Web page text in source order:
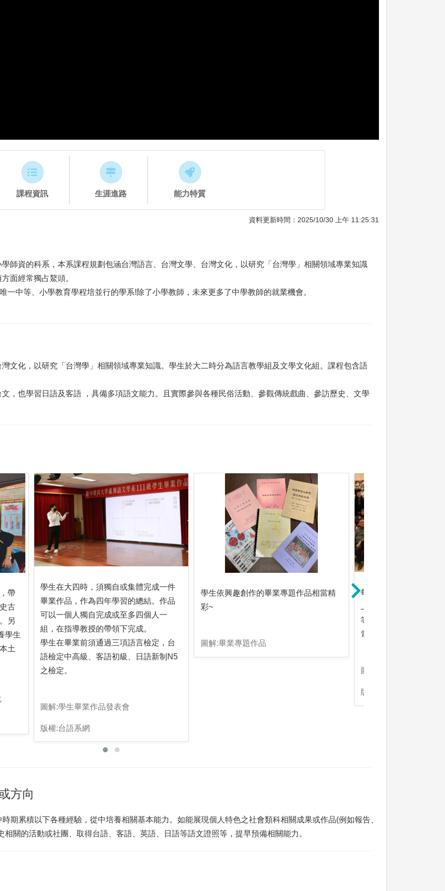
課程資訊 生涯進路 能力特質
資料更新時間：2025/10/30 上午 11:25:31
師資的科系，本系課程規劃包涵台灣語言、台灣文學、台灣文化，以研究「台灣學」相關領域專業知識
面經常獨占鰲頭。
一中等、小學教育學程培並行的學系!除了小學教師，未來更多了中學教師的就業機會。
文化，以研究「台灣學」相關領域專業知識。學生於大二時分為語言教學組及文學文化組。課程包含語
，也學習日語及客語 ，具備多項語文能力。且實際參與各種民俗活動、參觀傳統戲曲、參訪歷史、文學
帶
古
另
學生
土
學生在大四時，須獨自或集體完成一件
畢業作品，作為四年學習的總結。作品
可以一個人獨自完成或至多四個人一
組，在指導教授的帶領下完成。
學生在畢業前須通過三項語言檢定，台
語檢定中高級、客語初級、日語新制N5
之檢定。
圖解:學生畢業作品發表會
版權:台語系網
學生依興趣創作的畢業專題作品相當精
彩~
圖解:畢業專題作品
每學期邀請台灣文化及
等民俗活動，參訪歷史
電視台等。
圖解:邀請吳念真導演蒞
版權:台語系網
方向
期累積以下各種經驗，從中培養相關基本能力。如能展現個人特色之社會類科相關成果或作品(例如報告、
關的活動或社團、取得台語、客語、英語、日語等語文證照等，提早預備相關能力。